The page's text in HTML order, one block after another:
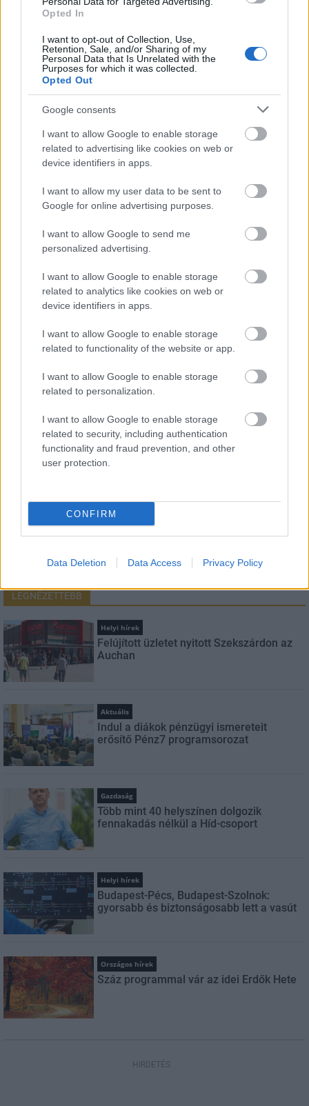
Opted In
I want to opt-out of Collection, Use,
Retention, Sale, and/or Sharing of my
Personal Data that Is Unrelated with the
Purposes for which it was collected.
Opted Out
Google consents
I want to allow Google to enable storage
related to advertising like cookies on web or
device identifiers in apps.
I want to allow my user data to be sent to
Google for online advertising purposes.
I want to allow Google to send me
personalized advertising.
I want to allow Google to enable storage
related to analytics like cookies on web or
device identifiers in apps.
I want to allow Google to enable storage
related to functionality of the website or app.
I want to allow Google to enable storage
related to personalization.
I want to allow Google to enable storage
related to security, including authentication
functionality and fraud prevention, and other
user protection.
CONFIRM
Data Deletion Data Access Privacy Policy
csomópont épül Angyalföldön
Másfélszeresére bővítik
Hódmezővásárhely jó hírű református
iskoláját
Flórián téri felüljárón
Paks II.: Mit jelent az 5. blokk új
árnyékában?
E-mail cím
szabályzatot!
FELIRATKOZÁS
LEGNÉZETTEBB
Helyi hírek
Felújított üzletet nyitott Szekszárdon az
Auchan
Aktuális
Indul a diákok pénzügyi ismereteit
erősítő Pénz7 programsorozat
Gazdaság
Több mint 40 helyszínen dolgozik
fennakadás nélkül a Híd-csoport
Helyi hírek
Budapest-Pécs, Budapest-Szolnok:
gyorsabb és biztonságosabb lett a vasút
Országos hírek
Száz programmal vár az idei Erdők Hete
HIRDETÉS